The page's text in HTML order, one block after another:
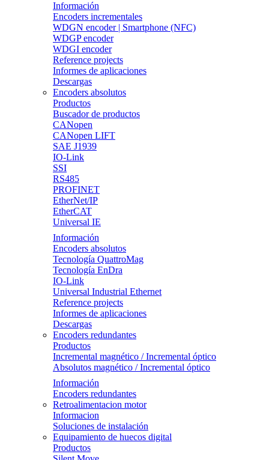
Información
Encoders incrementales
WDGN encoder | Smartphone (NFC)
WDGP encoder
WDGI encoder
Reference projects
Informes de aplicaciones
Descargas
Encoders absolutos
Productos
Buscador de productos
CANopen
CANopen LIFT
SAE J1939
IO-Link
SSI
RS485
PROFINET
EtherNet/IP
EtherCAT
Universal IE
Información
Encoders absolutos
Tecnología QuattroMag
Tecnología EnDra
IO-Link
Universal Industrial Ethernet
Reference projects
Informes de aplicaciones
Descargas
Encoders redundantes
Productos
Incremental magnético / Incremental óptico
Absolutos magnético / Incremental óptico
Información
Encoders redundantes
Retroalimentacion motor
Informacion
Soluciones de instalación
Equipamiento de huecos digital
Productos